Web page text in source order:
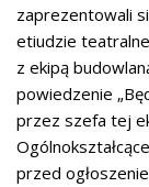
zaprezentowali
etiudzie
z ekipą
powiedzenie
przez szefa tej
przed